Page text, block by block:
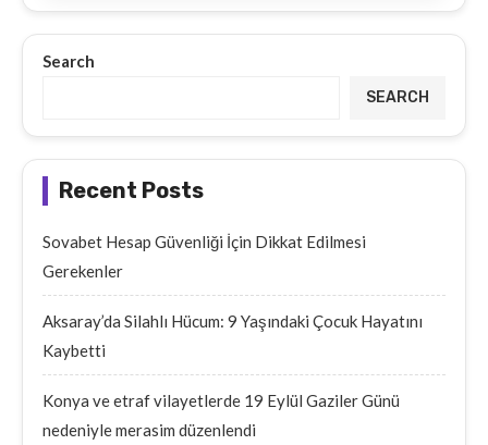
Search
SEARCH
Recent Posts
Sovabet Hesap Güvenliği İçin Dikkat Edilmesi
Gerekenler
Aksaray’da Silahlı Hücum: 9 Yaşındaki Çocuk Hayatını
Kaybetti
Konya ve etraf vilayetlerde 19 Eylül Gaziler Günü
nedeniyle merasim düzenlendi